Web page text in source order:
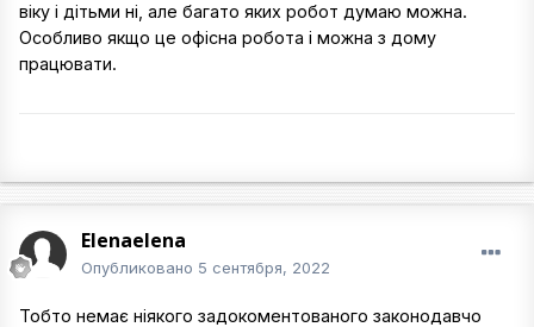
віку і дітьми ні, але багато яких робот думаю можна.
Особливо якщо це офісна робота і можна з дому
працювати.
Elenaelena
Опубликовано 5 сентября, 2022
Тобто немає ніякого задокоментованого законодавчо